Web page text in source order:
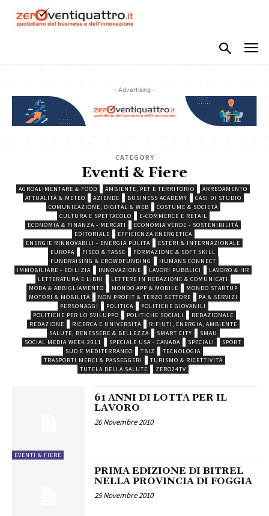
- Advertising -
CATEGORY
Eventi & Fiere
AGROALIMENTARE & FOOD AMBIENTE, PET E TERRITORIO
ARREDAMENTO
ATTUALITÀ & METEO
AZIENDE BUSINESS ACADEMY
CASI DI STUDIO
COMUNICAZIONE, DIGITAL & WEB
COSTUME & SOCIETÀ
CULTURA E SPETTACOLO
E-COMMERCE E RETAIL
ECONOMIA & FINANZA - MERCATI
ECONOMIA VERDE - SOSTENIBILITÀ
EDITORIALE
EFFICIENZA ENERGETICA
ENERGIE RINNOVABILI - ENERGIA PULITA
ESTERI & INTERNAZIONALE
EUROPA
FISCO & TASSE
FORMAZIONE & SOFT SKILL
FUNDRAISING & CROWDFUNDING
HUMANS CONNECT
IMMOBILIARE - EDILIZIA
INNOVAZIONE LAVORI PUBBLICI
LAVORO & HR
LETTERATURA E LIBRI
LETTERE IN REDAZIONE & COMUNICATI
MODA & ABBIGLIAMENTO
MONDO APP & MOBILE
MONDO STARTUP
MOTORI & MOBILITÀ
NON PROFIT & TERZO SETTORE
PA & SERVIZI
PERSONAGGI
POLITICA
POLITICHE GIOVANILI
POLITICHE PER LO SVILUPPO
POLITICHE SOCIALI
REDAZIONALE
REDAZIONE
RICERCA E UNIVERSITÀ
RIFIUTI, ENERGIA, AMBIENTE
SALUTE, BENESSERE & BELLEZZA
SMART CITY
SMAU
SOCIAL MEDIA WEEK 2011
SPECIALE USA - CANADA SPECIALI
SPORT
SUD E MEDITERRANEO
TBIZ
TECNOLOGIA
TRASPORTI MERCI & PASSEGGERI
TURISMO & RICETTIVITÀ
TUTELA DELLA SALUTE
ZERO24TV
EVENTI & FIERE
61 ANNI DI LOTTA PER IL
LAVORO
26 Novembre 2010
PRIMA EDIZIONE DI BITREL
NELLA PROVINCIA DI FOGGIA
25 Novembre 2010